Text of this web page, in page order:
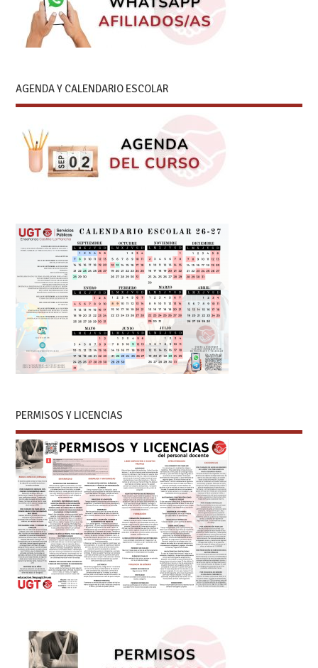
AGENDA Y CALENDARIO ESCOLAR
PERMISOS Y LICENCIAS